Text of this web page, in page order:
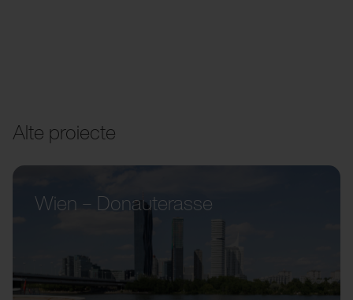
Alte proiecte
Wien – Donauterasse